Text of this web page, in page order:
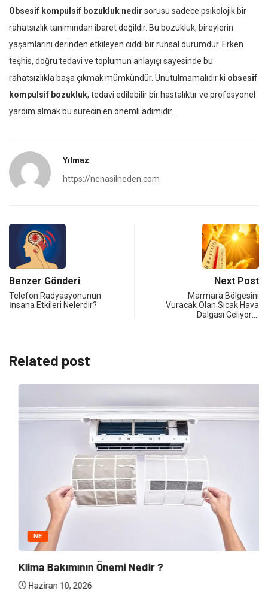
Obsesif kompulsif bozukluk nedir sorusu sadece psikolojik bir
rahatsızlık tanımından ibaret değildir. Bu bozukluk, bireylerin
yaşamlarını derinden etkileyen ciddi bir ruhsal durumdur. Erken
teşhis, doğru tedavi ve toplumun anlayışı sayesinde bu
rahatsızlıkla başa çıkmak mümkündür. Unutulmamalıdır ki obsesif
kompulsif bozukluk, tedavi edilebilir bir hastalıktır ve profesyonel
yardım almak bu sürecin en önemli adımıdır.
Yılmaz
https://nenasilneden.com
Benzer Gönderi
Telefon Radyasyonunun
İnsana Etkileri Nelerdir?
Next Post
Marmara Bölgesini
Vuracak Olan Sıcak Hava
Dalgası Geliyor:…
Related post
Klima Bakımının Önemi Nedir ?
Haziran 10, 2026